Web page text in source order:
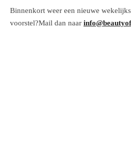
Binnenkort weer een nieuwe
voorstel?Mail dan naar